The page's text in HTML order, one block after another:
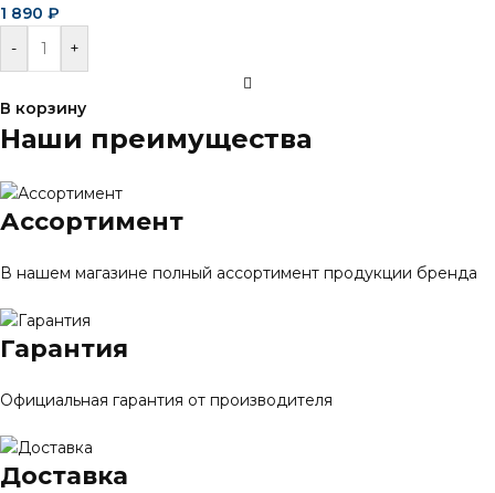
1 890 ₽
-
+
В корзину
Наши преимущества
Ассортимент
В нашем магазине полный ассортимент продукции бренда
Гарантия
Официальная гарантия от производителя
Доставка